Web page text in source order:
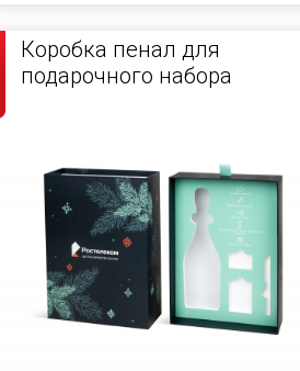
Коробка пенал для
подарочного набора